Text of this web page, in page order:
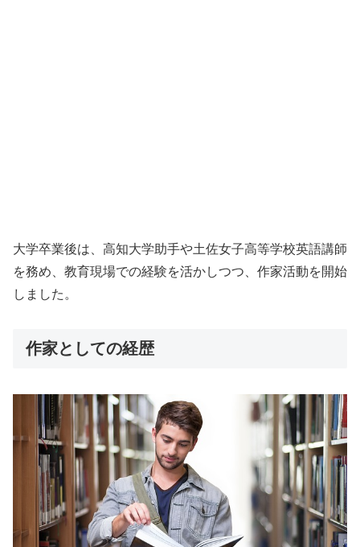
大学卒業後は、高知大学助手や土佐女子高等学校英語講師
を務め、教育現場での経験を活かしつつ、作家活動を開始
しました。
作家としての経歴